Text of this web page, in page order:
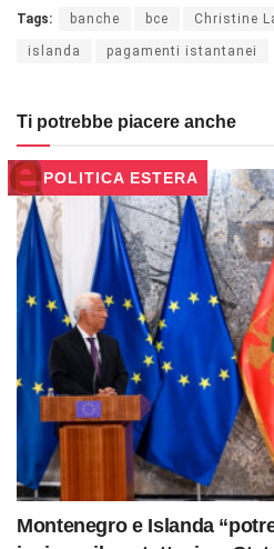
Tags: banche bce Christine
islanda pagamenti istantanei
Ti potrebbe piacere anche
POLITICA ESTERA
Montenegro e Islanda